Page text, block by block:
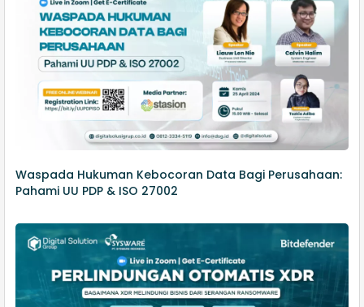
Waspada Hukuman Kebocoran Data Bagi Perusahaan:
Pahami UU PDP & ISO 27002